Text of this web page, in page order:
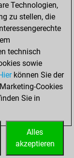
0
0
0
Technologien,
zu stellen, die
technisch
sowie
können Sie der
Cookies
Sie in
Alles
akzeptieren